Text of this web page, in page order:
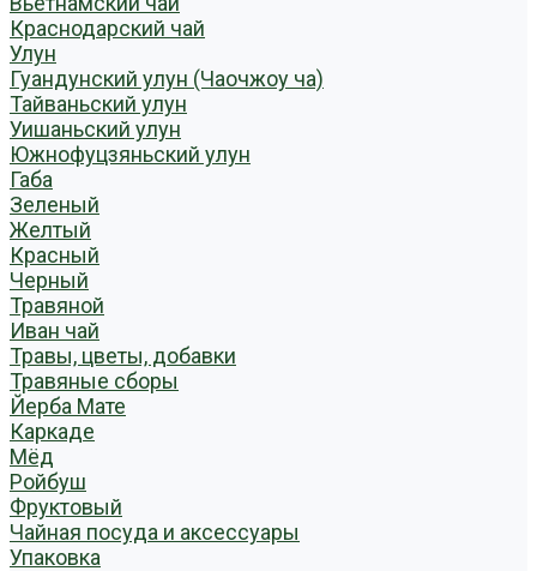
Краснодарский чай
Улун
Гуандунский улун (Чаочжоу ча)
Тайваньский улун
Уишаньский улун
Южнофуцзяньский улун
Габа
Зеленый
Желтый
Красный
Черный
Травяной
Иван чай
Травы, цветы, добавки
Травяные сборы
Йерба Мате
Каркаде
Мёд
Ройбуш
Фруктовый
Чайная посуда и аксессуары
Упаковка